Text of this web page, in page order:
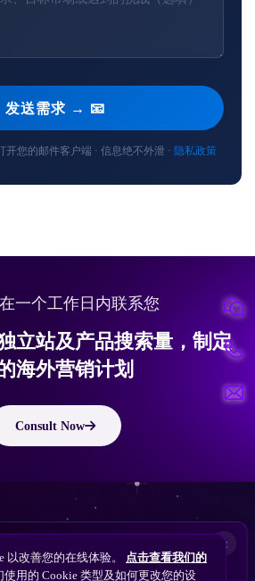
发送需求 → 📧
开您的邮件客户端 · 信息绝不外泄 · 隐私政策
一个工作日内联系您
立站及产品搜索量，制定
海外营销计划
Consult Now
隽永东方/EastDigi--专注企业海外业务增长
号：苏ICP备14005285号-11
以改善您的在线体验。 点击查看我们的
使用的 Cookie 类型及如何更改您的设
×
Perplexity
到您的独立站？